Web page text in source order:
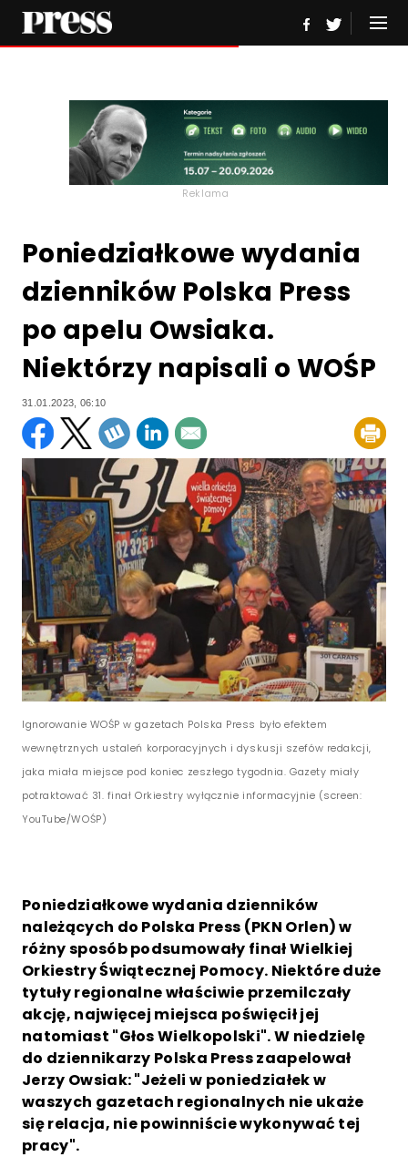
Reklama
Poniedziałkowe wydania
dzienników Polska Press
po apelu Owsiaka.
Niektórzy napisali o WOŚP
31.01.2023, 06:10
Ignorowanie WOŚP w gazetach Polska Press było efektem
wewnętrznych ustaleń korporacyjnych i dyskusji szefów redakcji,
jaka miała miejsce pod koniec zeszłego tygodnia. Gazety miały
potraktować 31. finał Orkiestry wyłącznie informacyjnie (screen:
YouTube/WOŚP)
Poniedziałkowe wydania dzienników
należących do Polska Press (PKN Orlen) w
różny sposób podsumowały finał Wielkiej
Orkiestry Świątecznej Pomocy. Niektóre duże
tytuły regionalne właściwie przemilczały
akcję, najwięcej miejsca poświęcił jej
natomiast "Głos Wielkopolski". W niedzielę
do dziennikarzy Polska Press zaapelował
Jerzy Owsiak: "Jeżeli w poniedziałek w
waszych gazetach regionalnych nie ukaże
się relacja, nie powinniście wykonywać tej
pracy".